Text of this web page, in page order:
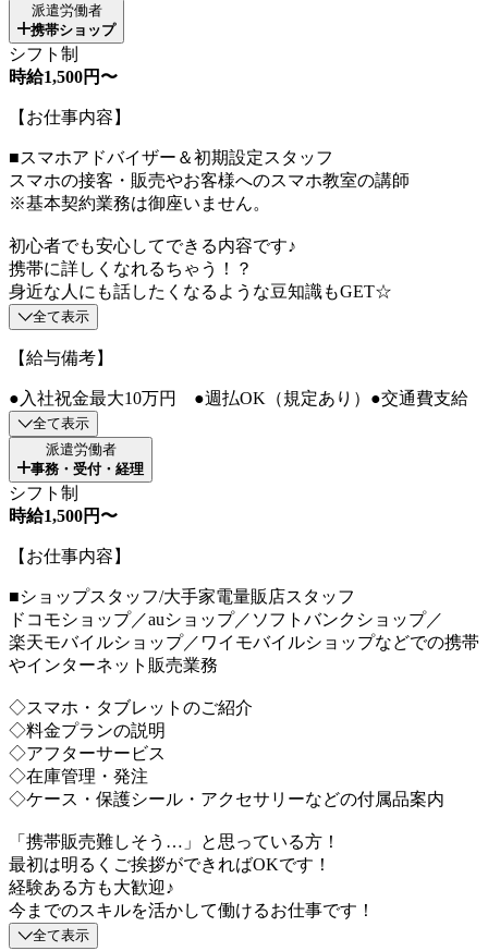
派遣労働者
携帯ショップ
シフト制
時給1,500円〜
【お仕事内容】
■スマホアドバイザー＆初期設定スタッフ
スマホの接客・販売やお客様へのスマホ教室の講師
※基本契約業務は御座いません。
初心者でも安心してできる内容です♪
携帯に詳しくなれるちゃう！？
身近な人にも話したくなるような豆知識もGET☆
全て表示
【給与備考】
●入社祝金最大10万円 ●週払OK（規定あり）●交通費支給
全て表示
派遣労働者
事務・受付・経理
シフト制
時給1,500円〜
【お仕事内容】
■ショップスタッフ/大手家電量販店スタッフ
ドコモショップ／auショップ／ソフトバンクショップ／
楽天モバイルショップ／ワイモバイルショップなどでの携帯
やインターネット販売業務
◇スマホ・タブレットのご紹介
◇料金プランの説明
◇アフターサービス
◇在庫管理・発注
◇ケース・保護シール・アクセサリーなどの付属品案内
「携帯販売難しそう…」と思っている方！
最初は明るくご挨拶ができればOKです！
経験ある方も大歓迎♪
今までのスキルを活かして働けるお仕事です！
全て表示